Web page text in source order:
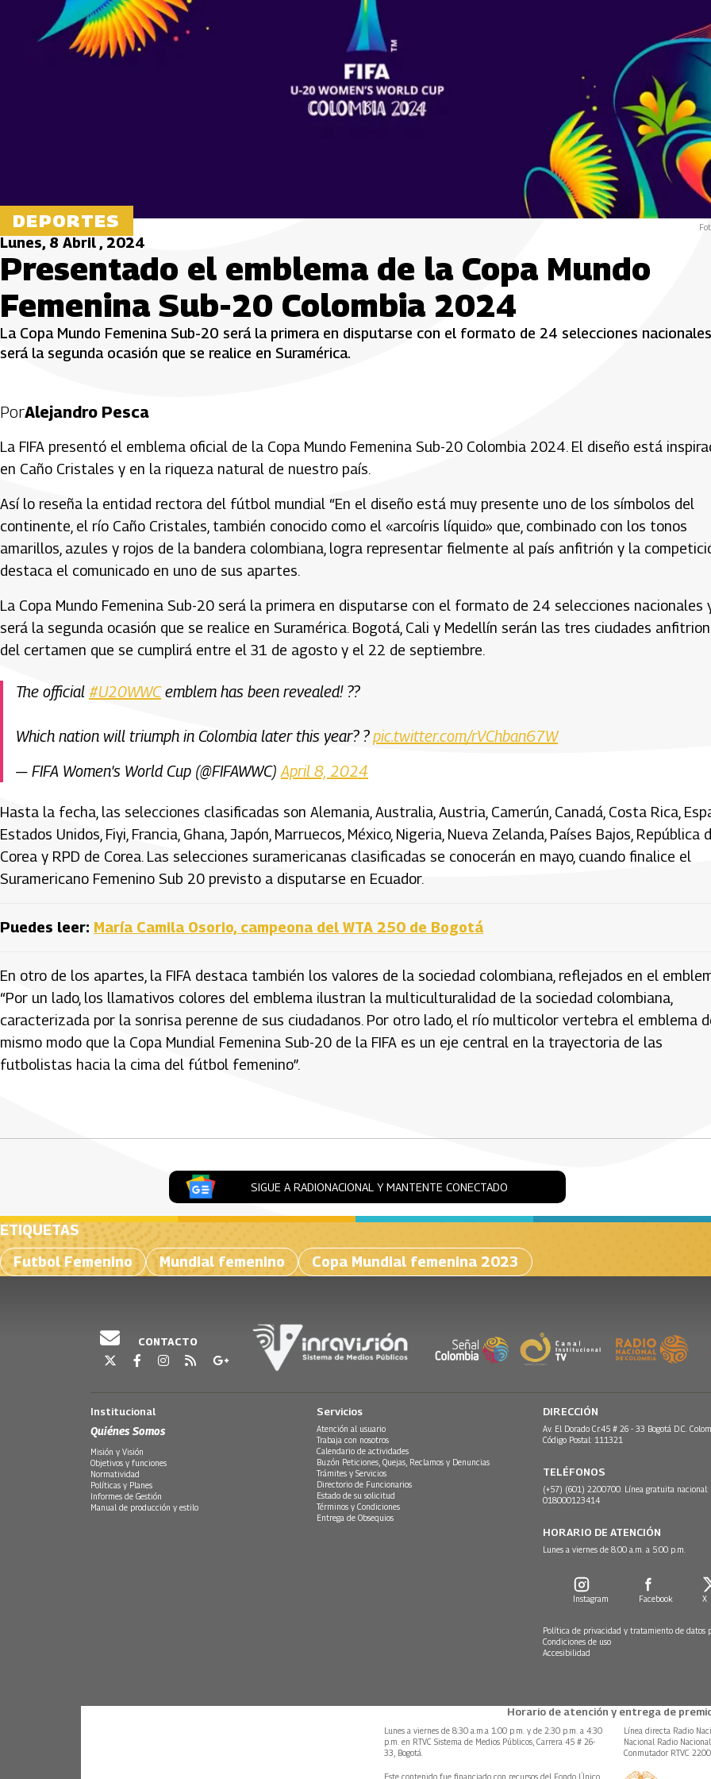
DEPORTES
Lunes, 8 Abril , 2024
Presentado el emblema de la Copa Mundo
Femenina Sub-20 Colombia 2024
La Copa Mundo Femenina Sub-20 será la primera en disputarse con el formato de 24 selecciones
será la segunda ocasión que se realice en Suramérica.
PorAlejandro Pesca
La FIFA presentó el emblema oficial de la Copa Mundo Femenina Sub-20 Colombia 2024. El diseño está
en Caño Cristales y en la riqueza natural de nuestro país.
Así lo reseña la entidad rectora del fútbol mundial “En el diseño está muy presente uno de los símbolos del
continente, el río Caño Cristales, también conocido como el «arcoíris líquido» que, combinado con los tonos
amarillos, azules y rojos de la bandera colombiana, logra representar fielmente al país anfitrión y la
destaca el comunicado en uno de sus apartes.
La Copa Mundo Femenina Sub-20 será la primera en disputarse con el formato de 24 selecciones nacionales
será la segunda ocasión que se realice en Suramérica. Bogotá, Cali y Medellín serán las tres ciudades
del certamen que se cumplirá entre el 31 de agosto y el 22 de septiembre.
The official #U20WWCemblem has been revealed! ??
Which nation will triumph in Colombia later this year? ?pic.twitter.com/rVChban67W
— FIFA Women's World Cup (@FIFAWWC)April 8, 2024
Hasta la fecha, las selecciones clasificadas son Alemania, Australia, Austria, Camerún, Canadá, Costa Rica,
Estados Unidos, Fiyi, Francia, Ghana, Japón, Marruecos, México, Nigeria, Nueva Zelanda, Países Bajos, República
Corea y RPD de Corea. Las selecciones suramericanas clasificadas se conocerán en mayo, cuando finalice el
Suramericano Femenino Sub 20 previsto a disputarse en Ecuador.
Puedes leer: María Camila Osorio, campeona del WTA 250 de Bogotá
En otro de los apartes, la FIFA destaca también los valores de la sociedad colombiana, reflejados en el
“Por un lado, los llamativos colores del emblema ilustran la multiculturalidad de la sociedad colombiana,
caracterizada por la sonrisa perenne de sus ciudadanos. Por otro lado, el río multicolor vertebra el emblema
mismo modo que la Copa Mundial Femenina Sub-20 de la FIFA es un eje central en la trayectoria de las
futbolistas hacia la cima del fútbol femenino”.
SIGUE A RADIONACIONAL Y MANTENTE CONECTADO
ETIQUETAS
Futbol Femenino
Mundial femenino Copa Mundial femenina 2023
CONTACTO
Institucional
Quiénes Somos
Misión y Visión
Objetivos y funciones
Normatividad
Políticas y Planes
Informes de Gestión
Manual de producción y estilo
Servicios
Atención al usuario
Trabaja con nosotros
Calendario de actividades
Buzón Peticiones, Quejas, Reclamos y Denuncias
Trámites y Servicios
Directorio de Funcionarios
Estado de su solicitud
Términos y Condiciones
Entrega de Obsequios
DIRECCIÓN
Av. El Dorado Cr.45 # 26 - 33 Bogotá D.C.
Código Postal: 111321
TELÉFONOS
(+57) (601) 2200700. Línea gratuita nacional:
018000123414
HORARIO DE ATENCIÓN
Lunes a viernes de 8:00 a.m. a 5:00 p.m.
Instagram Facebook X
Política de privacidad y tratamiento de datos
Condiciones de uso
Accesibilidad
Horario de atención y entrega de
Lunes a viernes de 8:30 a.m.a 1:00 p.m. y de 2:30 p.m. a 4:30
p.m. en RTVC Sistema de Medios Públicos, Carrera 45 # 26-
33, Bogotá.
Línea directa Radio
Nacional Radio
Conmutador RTVC
Este contenido fue financiado con recursos del Fondo Único